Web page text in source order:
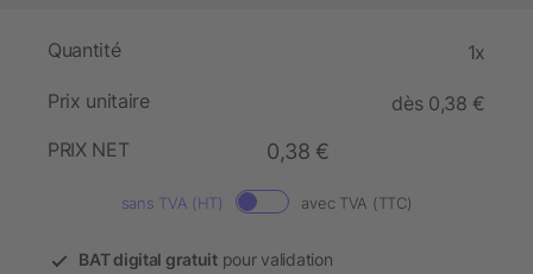
Quantité 1x
Prix unitaire
dès 0,38 €
PRIX NET
0,38 €
sans TVA (HT) avec TVA (TTC)
BAT digital gratuitpour validation